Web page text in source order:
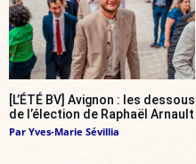
[L’ÉTÉ BV] Avignon : les dessous
de l’élection de Raphaël Arnault
Par Yves-Marie Sévillia